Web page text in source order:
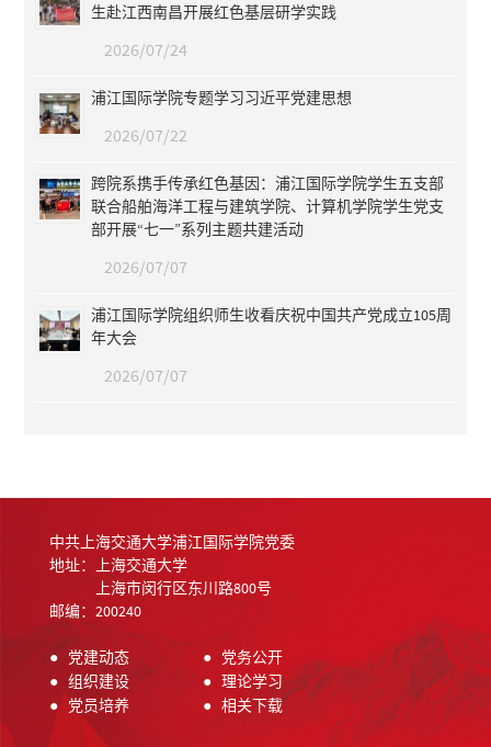
生赴江西南昌开展红色基层研学实践
2026/07/24
浦江国际学院专题学习习近平党建思想
2026/07/22
跨院系携手传承红色基因：浦江国际学院学生五支部
联合船舶海洋工程与建筑学院、计算机学院学生党支
部开展“七一”系列主题共建活动
2026/07/07
浦江国际学院组织师生收看庆祝中国共产党成立105周
年大会
2026/07/07
中共上海交通大学浦江国际学院党委
地址：上海交通大学
上海市闵行区东川路800号
邮编：200240
●党建动态
● 组织建设
● 党员培养
● 党务公开
● 理论学习
● 相关下载